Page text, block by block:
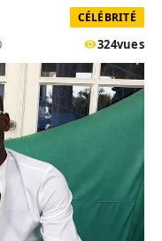
CÉLÉBRITÉ
324vues